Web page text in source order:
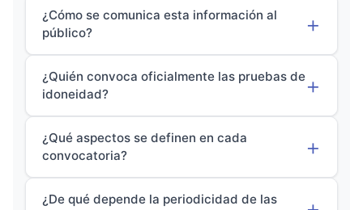
¿Cómo se comunica esta información al
público?
¿Quién convoca oficialmente las pruebas de
idoneidad?
¿Qué aspectos se definen en cada
convocatoria?
¿De qué depende la periodicidad de las